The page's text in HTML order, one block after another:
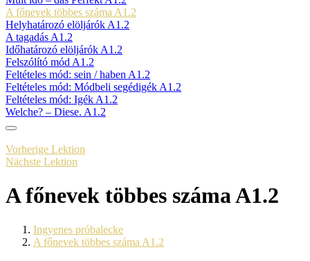
A főnevek többes száma A1.2
Helyhatározó elöljárók A1.2
A tagadás A1.2
Időhatározó elöljárók A1.2
Felszólító mód A1.2
Feltételes mód: sein / haben A1.2
Feltételes mód: Módbeli segédigék A1.2
Feltételes mód: Igék A1.2
Welche? – Diese. A1.2
Vorherige Lektion
Nächste Lektion
A főnevek többes száma A1.2
Ingyenes próbalecke
A főnevek többes száma A1.2